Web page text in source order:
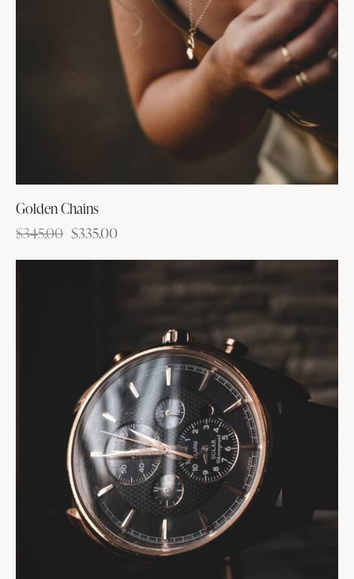
Golden Chains
$345.00 $335.00